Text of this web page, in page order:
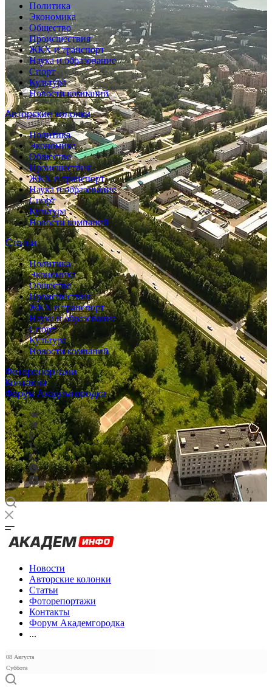
Политика
Экономика
Общество
Происшествия
ЖКХ и транспорт
Наука и образование
Спорт
Культура
Новости компаний
Авторские колонки
Политика
Экономика
Общество
Происшествия
ЖКХ и транспорт
Наука и образование
Спорт
Культура
Новости компаний
Статьи
Политика
Экономика
Общество
Происшествия
ЖКХ и транспорт
Наука и образование
Спорт
Культура
Новости компаний
Фоторепортажи
Контакты
Форум Академгородка
Новости
Авторские колонки
Статьи
Фоторепортажи
Контакты
Форум Академгородка
...
08 Августа
Суббота